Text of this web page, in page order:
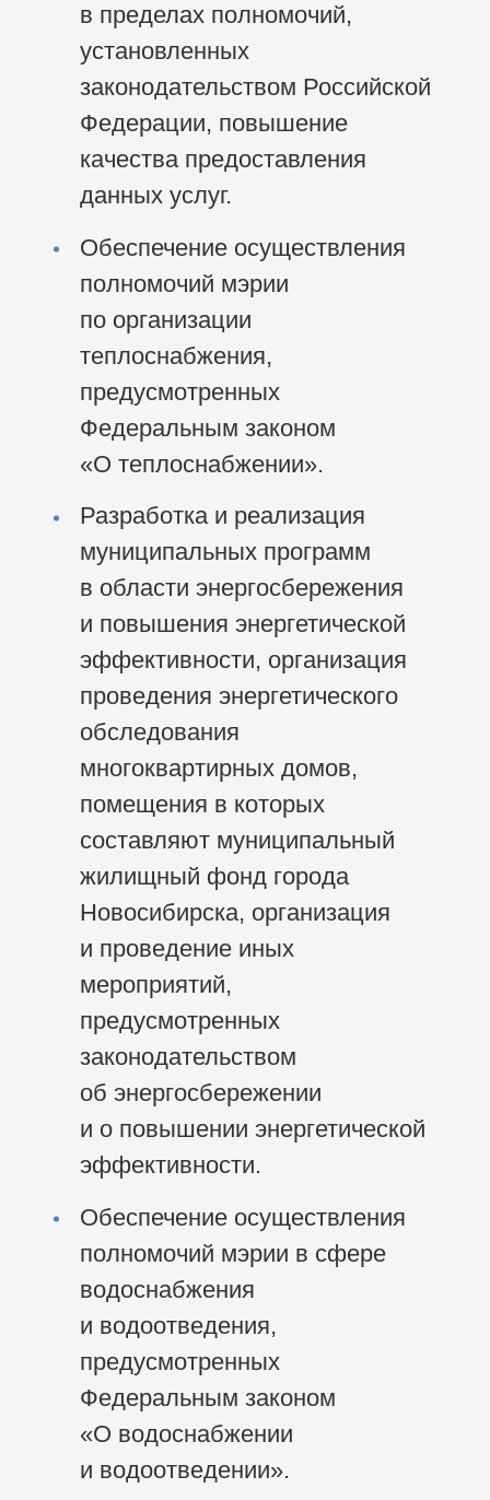
в пределах полномочий,
установленных
законодательством Российской
Федерации, повышение
качества предоставления
данных услуг.
Обеспечение осуществления
полномочий мэрии
по организации
теплоснабжения,
предусмотренных
Федеральным законом
«О теплоснабжении».
Разработка и реализация
муниципальных программ
в области энергосбережения
и повышения энергетической
эффективности, организация
проведения энергетического
обследования
многоквартирных домов,
помещения в которых
составляют муниципальный
жилищный фонд города
Новосибирска, организация
и проведение иных
мероприятий,
предусмотренных
законодательством
об энергосбережении
и о повышении энергетической
эффективности.
Обеспечение осуществления
полномочий мэрии в сфере
водоснабжения
и водоотведения,
предусмотренных
Федеральным законом
«О водоснабжении
и водоотведении».